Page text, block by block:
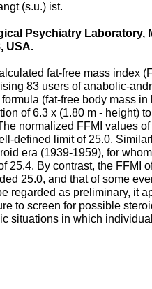
(s.u.) ist.
Psychiatry Laboratory,
USA.
fat-free mass index
83 users of anabolic-
formula (fat-free body mass
of 6.3 x (1.80 m - height)
normalized FFMI values
defined limit of 25.0.
era (1939-1959), for
25.4. By contrast, the FFMI
25.0, and that of some
regarded as preliminary, it
to screen for possible
situations in which